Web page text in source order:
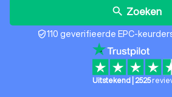
search Zoeken
verified_user110 geverifieerde EPC-
Uitstekend 2525